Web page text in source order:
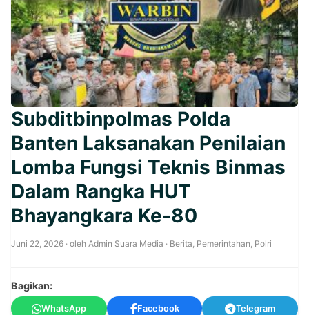
Subditbinpolmas Polda
Banten Laksanakan Penilaian
Lomba Fungsi Teknis Binmas
Dalam Rangka HUT
Bhayangkara Ke-80
Juni 22, 2026 · oleh Admin Suara Media · Berita, Pemerintahan, Polri
Bagikan:
WhatsApp Facebook Telegram